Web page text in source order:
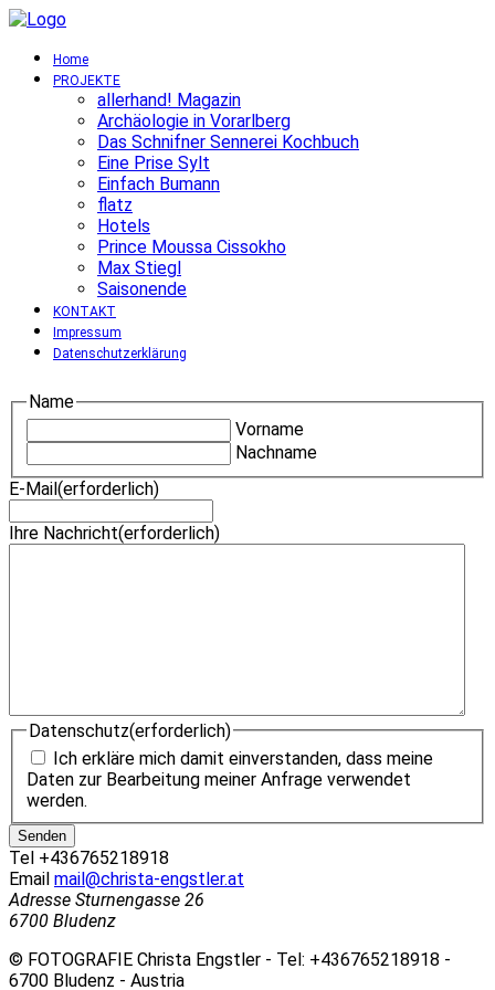
Home
PROJEKTE
allerhand! Magazin
Archäologie in Vorarlberg
Das Schnifner Sennerei Kochbuch
Eine Prise Sylt
Einfach Bumann
flatz
Hotels
Prince Moussa Cissokho
Max Stiegl
Saisonende
KONTAKT
Impressum
Datenschutzerklärung
Name
Vorname
Nachname
E-Mail(erforderlich)
Ihre Nachricht(erforderlich)
Datenschutz(erforderlich)
Ich erkläre mich damit einverstanden, dass meine
Daten zur Bearbeitung meiner Anfrage verwendet
werden.
Tel +436765218918
Email mail@christa-engstler.at
Adresse Sturnengasse 26
6700 Bludenz
© FOTOGRAFIE Christa Engstler - Tel: +436765218918 -
6700 Bludenz - Austria